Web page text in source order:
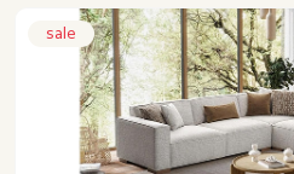
sale